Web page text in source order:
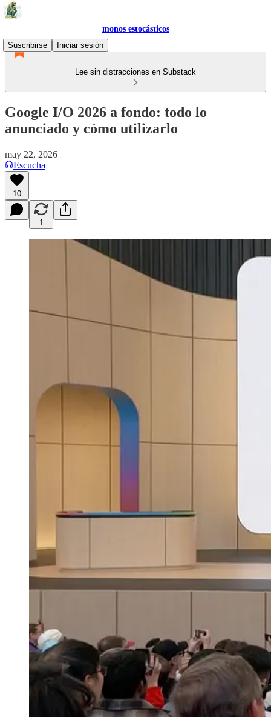
monos estocásticos
Suscribirse
Iniciar sesión
Lee sin distracciones en Substack
Google I/O 2026 a fondo: todo lo
anunciado y cómo utilizarlo
may 22, 2026
Escucha
10
1